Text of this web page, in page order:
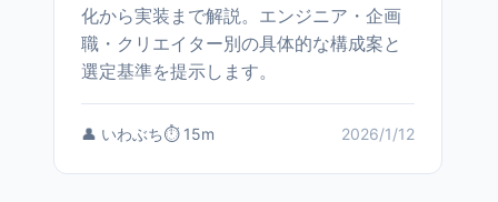
化から実装まで解説。エンジニア・企画
職・クリエイター別の具体的な構成案と
選定基準を提示します。
👤 いわぶち⏱️ 15m 2026/1/12